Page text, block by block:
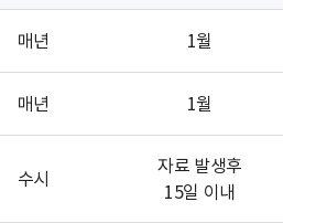
매년 1월
매년 1월
수시
자료 발생후
15일 이내